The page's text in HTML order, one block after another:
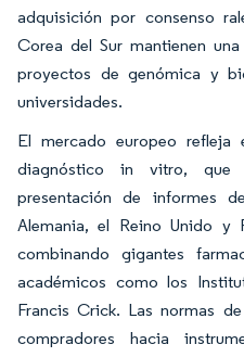
adquisición por consenso
Corea del Sur mantienen
proyectos de genómica y
universidades.
El mercado europeo refleja
diagnóstico in vitro, que
presentación de informes
Alemania, el Reino Unido y
combinando gigantes
académicos como los
Francis Crick. Las normas
compradores hacia